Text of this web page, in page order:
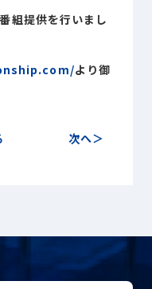
組提供を行いまし
より御
次へ